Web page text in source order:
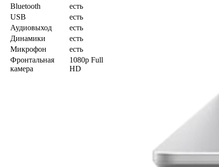
Bluetooth
есть
USB
есть
Аудиовыход
есть
Динамики
есть
Микрофон
есть
Фронтальная
камера
1080p Full
HD